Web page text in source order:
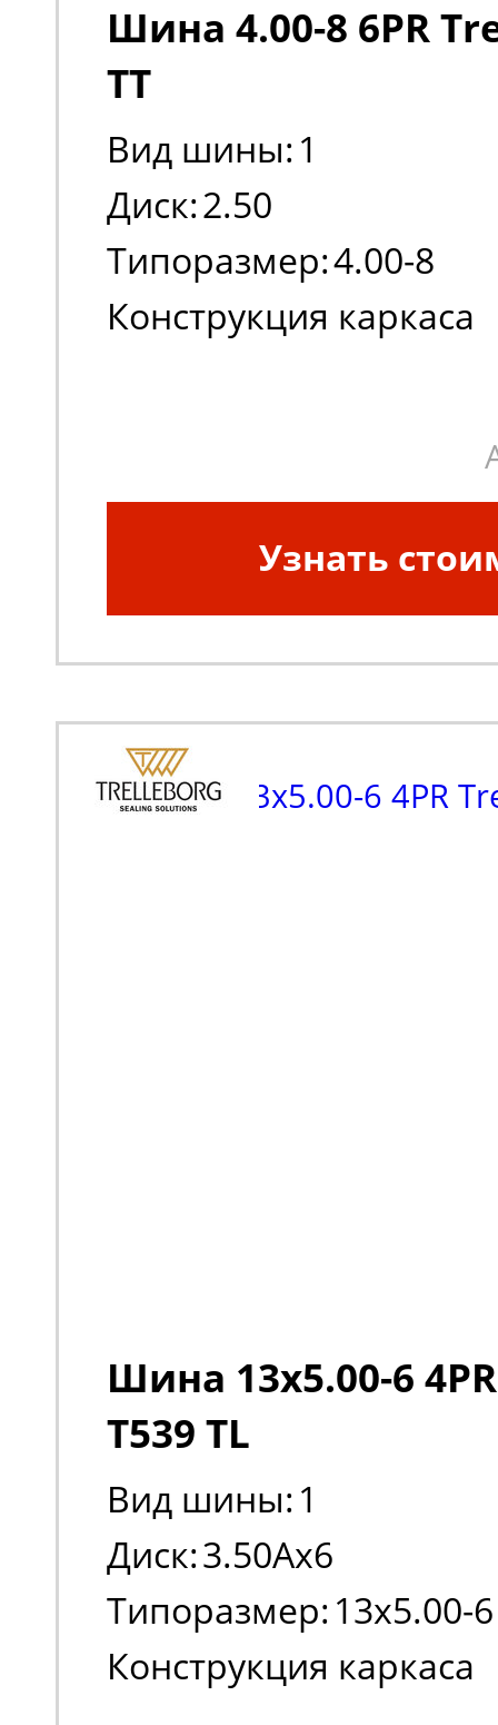
Шина 4.00-8 6PR
TT
Вид шины: 1
Диск:2.50
Типоразмер:4.00-8
Конструкция каркаса
Узнать
Шина 13x5.00-6
T539 TL
Вид шины: 1
Диск:3.50Ax6
Типоразмер: 13x5.00-6
Конструкция каркаса